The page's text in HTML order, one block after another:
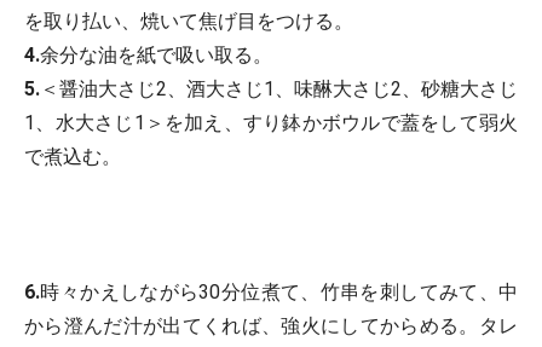
を取り払い、焼いて焦げ目をつける。
4.余分な油を紙で吸い取る。
5. ＜醤油大さじ2、酒大さじ1、味醂大さじ2、砂糖大さじ
1、水大さじ1＞を加え、すり鉢かボウルで蓋をして弱火
で煮込む。
6.時々かえしながら30分位煮て、竹串を刺してみて、中
から澄んだ汁が出てくれば、強火にしてからめる。タレ